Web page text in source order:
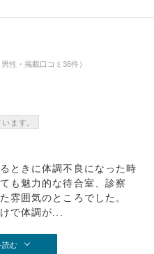
性・掲載口コミ38件）
ます。
ときに体調不良になった時
も魅力的な待合室、診察
雰囲気のところでした。
で体調が...
読む